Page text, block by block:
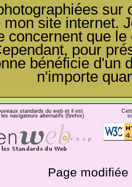
site internet.
concernent que
pour
bénéficie d'un
n'importe
standards du web et il est
navigateurs alternatifs (firefox)
Page